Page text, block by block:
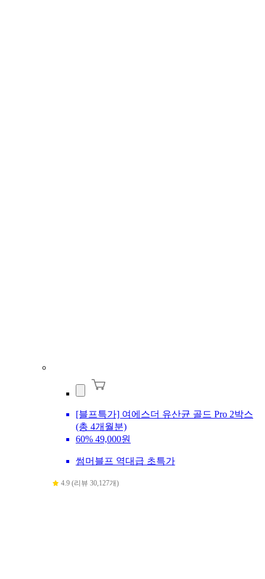
[블프특가] 여에스더 유산균 골드 Pro 2박스
(총 4개월분)
60% 49,000원
썸머블프 역대급 초특가
4.9 (리뷰 30,127개)